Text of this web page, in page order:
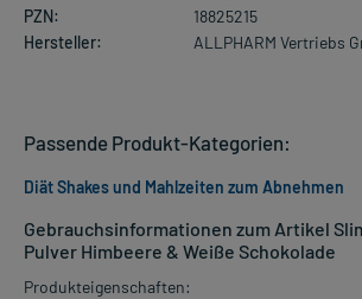
PZN:
18825215
Hersteller:
ALLPHARM Vertriebs
Gebrauchsinformationen zum Artikel
Pulver Himbeere & Weiße Schokolade
Produkteigenschaften:
Passende Produkt-Kategorien:
Diät Shakes und Mahlzeiten zum Abnehmen